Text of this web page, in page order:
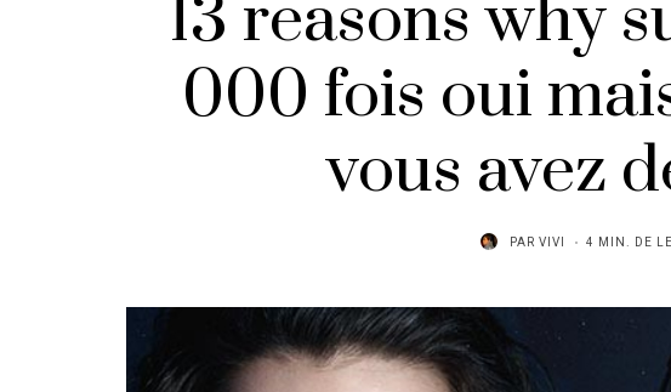
13 reasons why
000 fois oui
vous avez
PAR VIVI 4 MIN. DE